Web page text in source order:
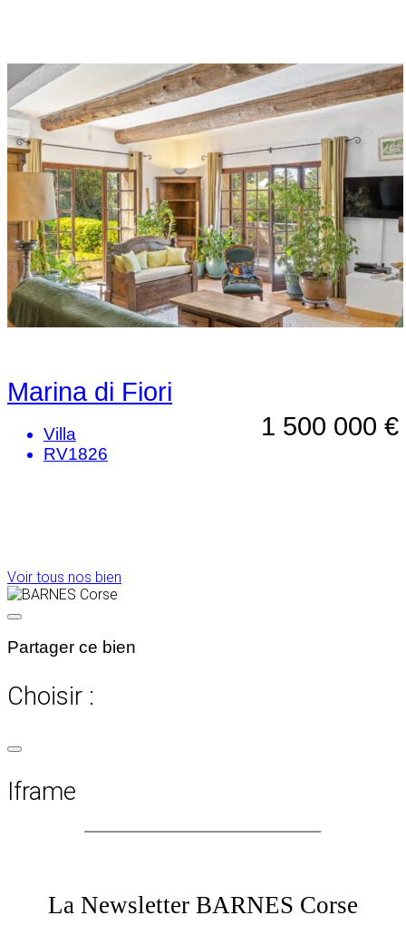
Marina di Fiori
1 500 000 €
Villa
RV1826
Voir tous nos bien
Partager ce bien
Choisir :
Iframe
La Newsletter BARNES Corse